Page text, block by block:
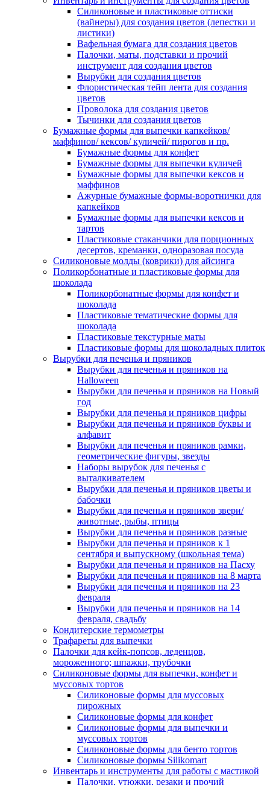
Силиконовые и пластиковые оттиски
(вайнеры) для создания цветов (лепестки и
листики)
Вафельная бумага для создания цветов
Палочки, маты, подставки и прочий
инструмент для создания цветов
Вырубки для создания цветов
Флористическая тейп лента для создания
цветов
Проволока для создания цветов
Тычинки для создания цветов
Бумажные формы для выпечки капкейков/
маффинов/ кексов/ куличей/ пирогов и пр.
Бумажные формы для конфет
Бумажные формы для выпечки куличей
Бумажные формы для выпечки кексов и
маффинов
Ажурные бумажные формы-воротнички для
капкейков
Бумажные формы для выпечки кексов и
тартов
Пластиковые стаканчики для порционных
десертов, креманки, одноразовая посуда
Силиконовые молды (коврики) для айсинга
Поликорбонатные и пластиковые формы для
шоколада
Поликорбонатные формы для конфет и
шоколада
Пластиковые тематические формы для
шоколада
Пластиковые текстурные маты
Пластиковые формы для шоколадных плиток
Вырубки для печенья и пряников
Вырубки для печенья и пряников на
Halloween
Вырубки для печенья и пряников на Новый
год
Вырубки для печенья и пряников цифры
Вырубки для печенья и пряников буквы и
алфавит
Вырубки для печенья и пряников рамки,
геометрические фигуры, звезды
Наборы вырубок для печенья с
выталкивателем
Вырубки для печенья и пряников цветы и
бабочки
Вырубки для печенья и пряников звери/
животные, рыбы, птицы
Вырубки для печенья и пряников разные
Вырубки для печенья и пряников к 1
сентября и выпускному (школьная тема)
Вырубки для печенья и пряников на Пасху
Вырубки для печенья и пряников на 8 марта
Вырубки для печенья и пряников на 23
февраля
Вырубки для печенья и пряников на 14
февраля, свадьбу
Кондитерские термометры
Трафареты для выпечки
Палочки для кейк-попсов, леденцов,
мороженного; шпажки, трубочки
Силиконовые формы для выпечки, конфет и
муссовых тортов
Силиконовые формы для муссовых
пирожных
Силиконовые формы для конфет
Силиконовые формы для выпечки и
муссовых тортов
Силиконовые формы для бенто тортов
Силиконовые формы Silikomart
Инвентарь и инструменты для работы с мастикой
Палочки, утюжки, резаки и прочий